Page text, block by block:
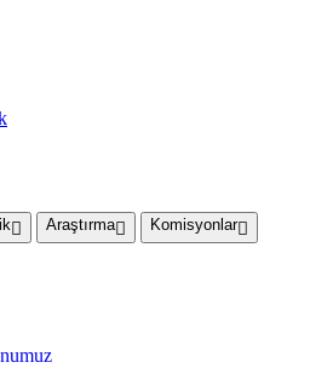
Araştırma Komisyonlar